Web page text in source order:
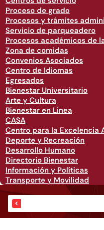
Proceso de grado
Procesos y trámites
Servicio de parqueadero
Procesos académicos de
Zona de comidas
Convenios Asociados
Centro de Idiomas
Egresados
Bienestar Universitario
Arte y Cultura
Bienestar en Linea
CASA
Centro para la Excelencia
Deporte y Recreación
Desarrollo Humano
Directorio Bienestar
Información y Políticas
Transporte y Movilidad